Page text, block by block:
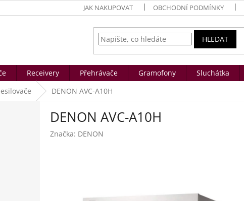
JAK NAKUPOVAT OBCHODNÍ PODMÍNKY
HLEDAT
Receivery Přehrávače Gramofony Sluchátka
DENON AVC-A10H
DENON AVC-A10H
Značka: DENON